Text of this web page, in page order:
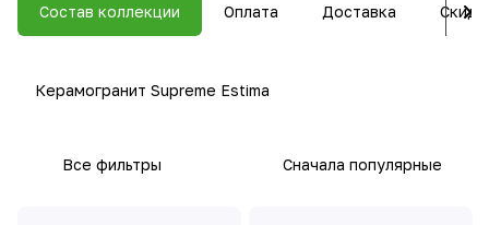
Состав коллекции Оплата Доставка
Керамогранит Supreme Estima
Все фильтры Сначала популярные